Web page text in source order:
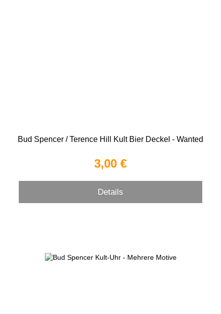
Bud Spencer / Terence Hill Kult Bier Deckel - Wanted
3,00 €
Details